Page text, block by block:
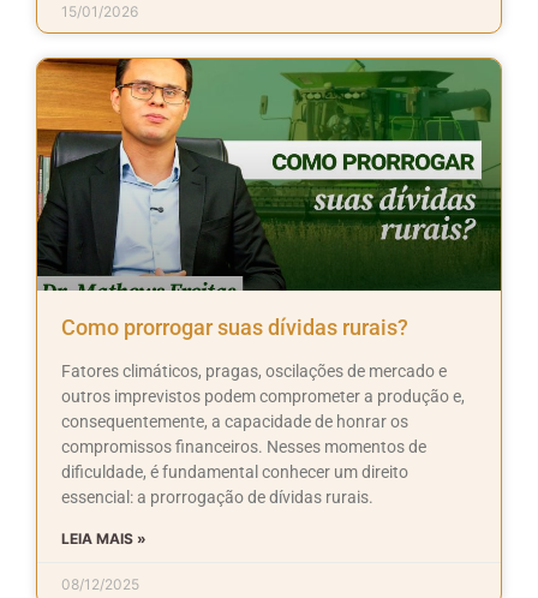
15/01/2026
Como prorrogar suas dívidas rurais?
Fatores climáticos, pragas, oscilações de mercado e
outros imprevistos podem comprometer a produção e,
consequentemente, a capacidade de honrar os
compromissos financeiros. Nesses momentos de
dificuldade, é fundamental conhecer um direito
essencial: a prorrogação de dívidas rurais.
LEIA MAIS »
08/12/2025